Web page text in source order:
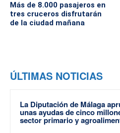
Más de 8.000 pasajeros en
tres cruceros disfrutarán
de la ciudad mañana
ÚLTIMAS NOTICIAS
La Diputación de Málaga
unas ayudas de cinco
sector primario y